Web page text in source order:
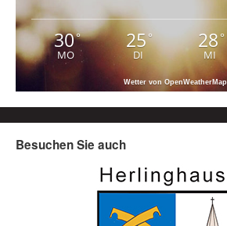
30°
MO
25°
DI
28°
MI
Wetter von OpenWeatherMap
Besuchen Sie auch